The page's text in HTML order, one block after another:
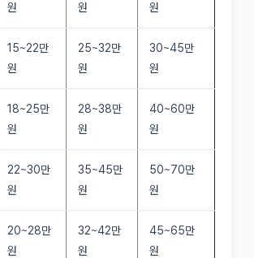
원
원
원
15~22만
원
25~32만
원
30~45만
원
18~25만
원
28~38만
원
40~60만
원
22~30만
원
35~45만
원
50~70만
원
20~28만
원
32~42만
원
45~65만
원